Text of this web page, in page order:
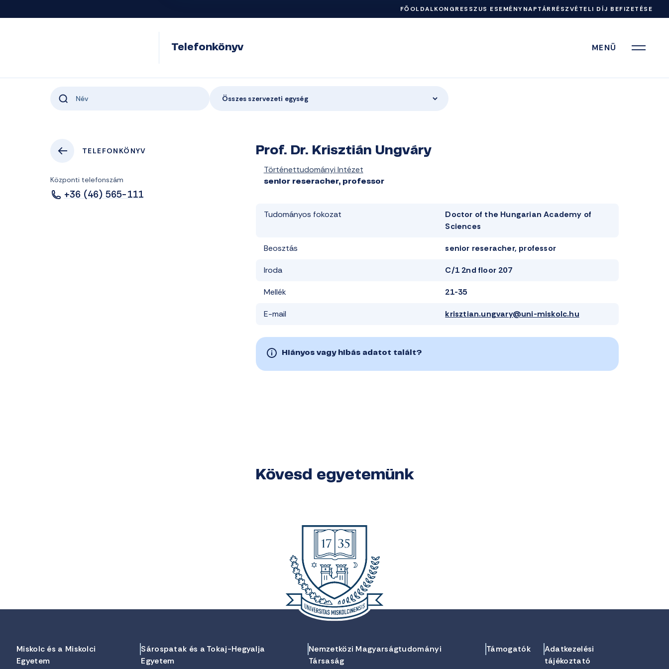
FŐOLDALKONGRESSZUS ESEMÉNYNAPTÁRRÉSZVÉTELI DÍJ BEFIZETÉSE
Telefonkönyv MENÜ
Összes szervezeti egység
TELEFONKÖNYV
Központi telefonszám
+36 (46) 565-111
Prof. Dr. Krisztián Ungváry
Történettudományi Intézet
senior reseracher, professor
Tudományos fokozat
Doctor of the Hungarian Academy of
Sciences
Beosztás senior reseracher, professor
Iroda C/1 2nd floor 207
Mellék 21-35
E-mail krisztian.ungvary@uni-miskolc.hu
Hiányos vagy hibás adatot talált?
Kövesd egyetemünk
Miskolc és a Miskolci
Egyetem
Sárospatak és a Tokaj-Hegyalja
Egyetem
Nemzetközi Magyarságtudományi
Társaság
Támogatók
Adatkezelési
tájékoztató